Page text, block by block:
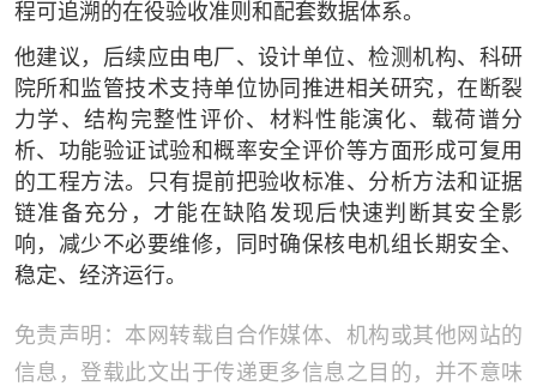
程可追溯的在役验收准则和配套数据体系。
他建议，后续应由电厂、设计单位、检测机构、科研
院所和监管技术支持单位协同推进相关研究，在断裂
力学、结构完整性评价、材料性能演化、载荷谱分
析、功能验证试验和概率安全评价等方面形成可复用
的工程方法。只有提前把验收标准、分析方法和证据
链准备充分，才能在缺陷发现后快速判断其安全影
响，减少不必要维修，同时确保核电机组长期安全、
稳定、经济运行。
免责声明：本网转载自合作媒体、机构或其他网站的
信息，登载此文出于传递更多信息之目的，并不意味